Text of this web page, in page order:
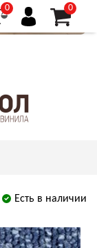
0 0
Есть в наличии